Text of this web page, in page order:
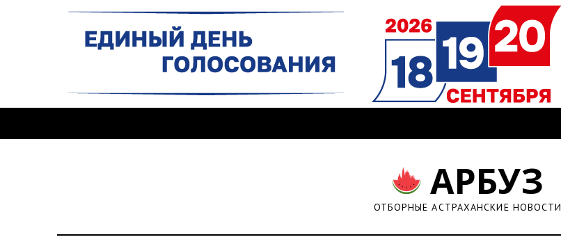
АРБУЗ
ОТБОРНЫЕ АСТРАХАНСКИЕ НОВОСТИ